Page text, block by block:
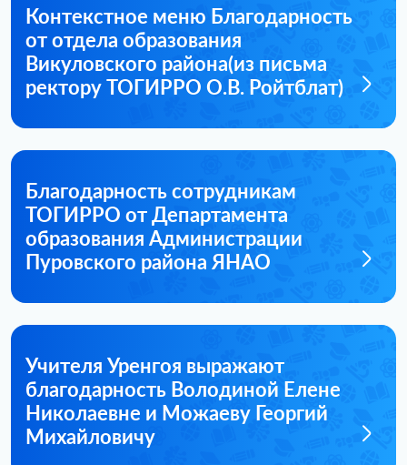
Контекстное меню Благодарность
от отдела образования
Викуловского района(из письма
ректору ТОГИРРО О.В. Ройтблат)
Благодарность сотрудникам
ТОГИРРО от Департамента
образования Администрации
Пуровского района ЯНАО
Учителя Уренгоя выражают
благодарность Володиной Елене
Николаевне и Можаеву Георгий
Михайловичу